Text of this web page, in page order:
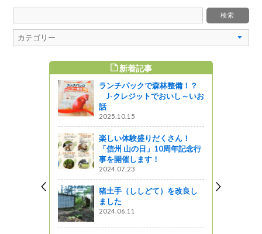
新着記事
ランチパックで森林整備！？
J-クレジットでおいし～いお
話
2025.10.15
楽しい体験盛りだくさん！
「信州 山の日」10周年記念行
事を開催します！
2024.07.23
猪土手（ししどて）を改良し
ました
2024.06.11